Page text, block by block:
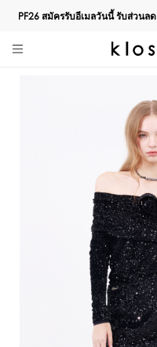
PF26 สมัครรับอีเมลวันนี้ รับส่วนลด